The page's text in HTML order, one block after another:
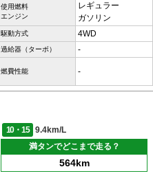
使用燃料
エンジン
レギュラー
ガソリン
駆動方式 4WD
過給器（ターボ） -
燃費性能 -
10・15
9.4km/L
満タンでどこまで走る？
564km